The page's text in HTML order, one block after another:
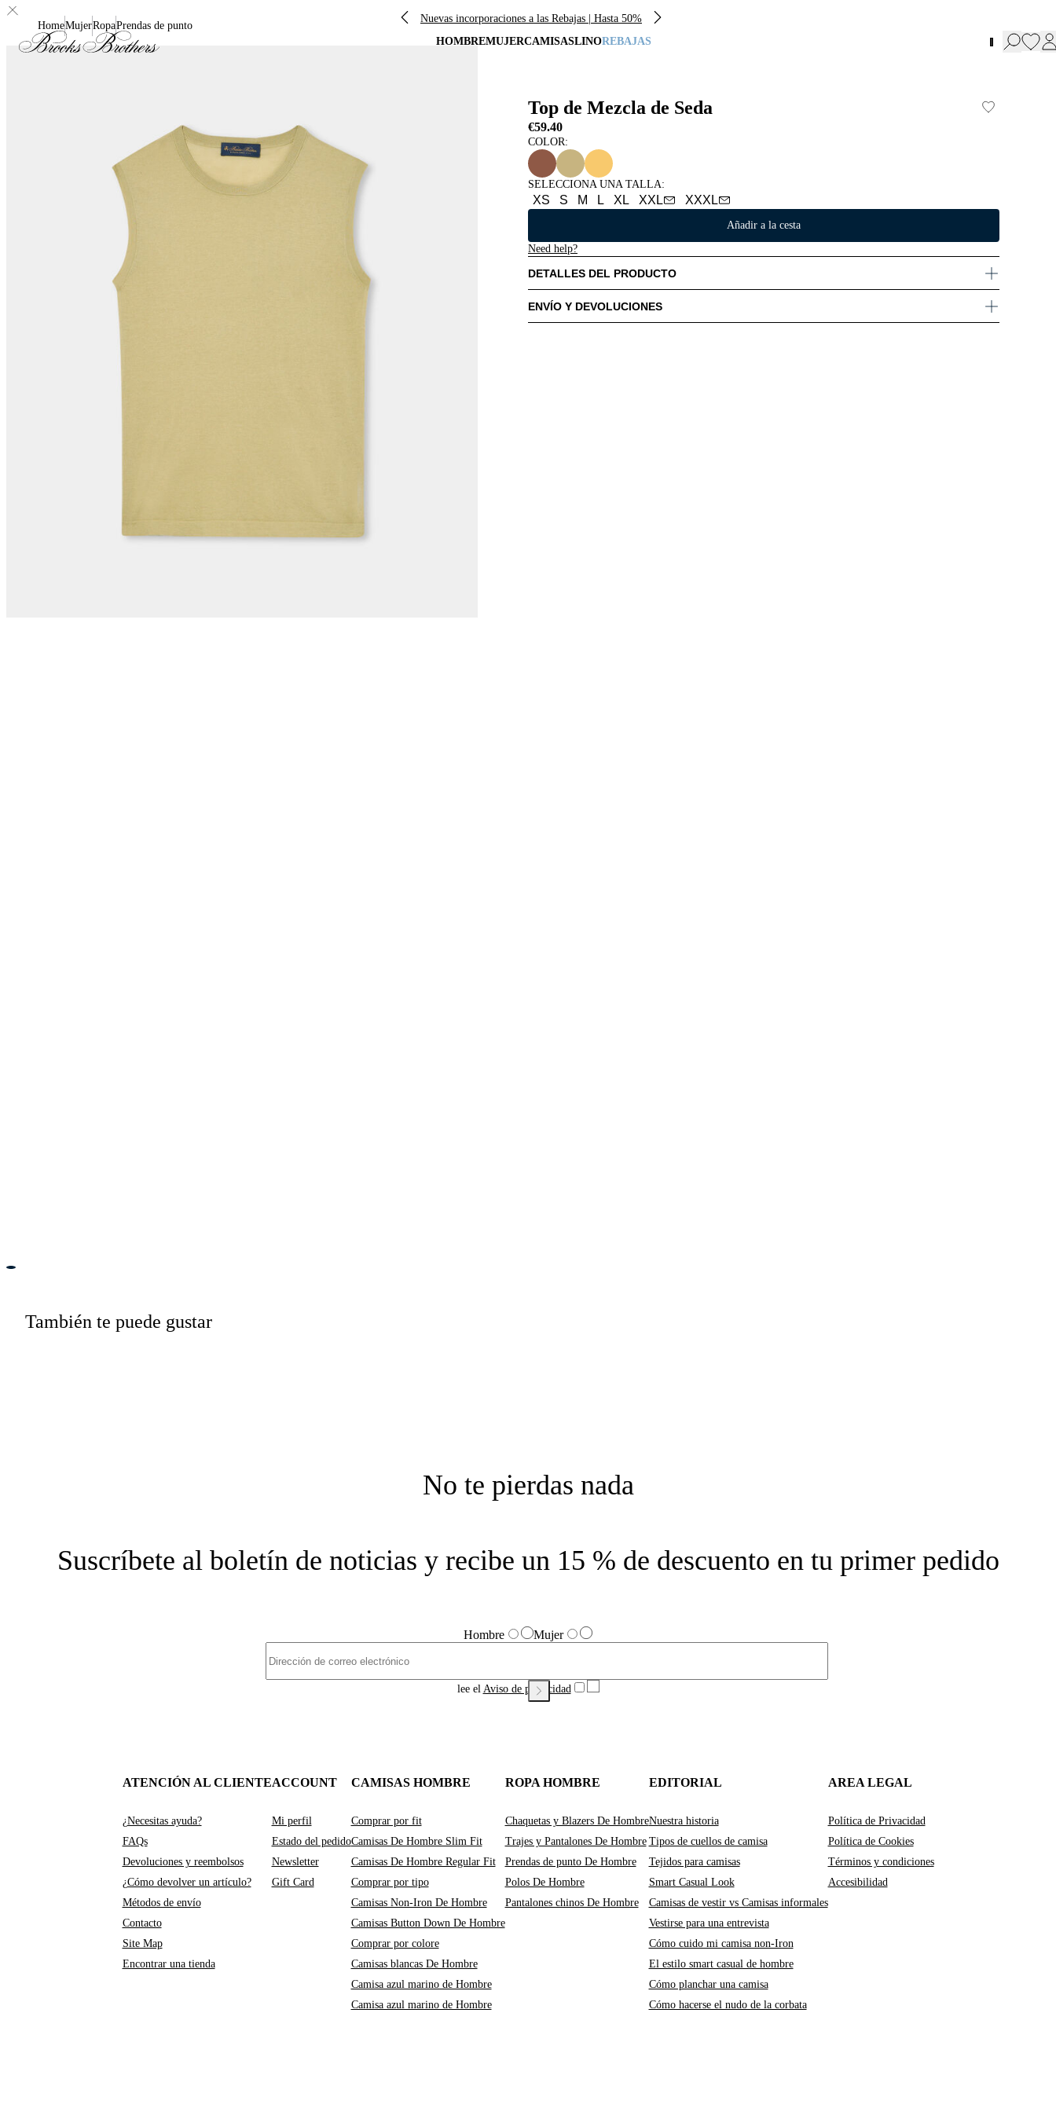
Nuevas incorporaciones a las Rebajas | Hasta 50%
HOMBREMUJERCAMISASLINOREBAJAS
HomeMujerRopaPrendas de punto
Top de Mezcla de Seda
€59.40
COLOR:
SELECCIONA UNA TALLA:
XS S M L XL XXL XXXL
Añadir a la cesta
Need help?
DETALLES DEL PRODUCTO
ENVÍO Y DEVOLUCIONES
También te puede gustar
No te pierdas nada
Suscríbete al boletín de noticias y recibe un 15 % de descuento en tu primer pedido
Hombre Mujer
lee el Aviso de privacidad
ATENCIÓN AL CLIENTE
¿Necesitas ayuda?
FAQs
Devoluciones y reembolsos
¿Cómo devolver un artículo?
Métodos de envío
Contacto
Site Map
Encontrar una tienda
ACCOUNT
Mi perfil
Estado del pedido
Newsletter
Gift Card
CAMISAS HOMBRE
Comprar por fit
Camisas De Hombre Slim Fit
Camisas De Hombre Regular Fit
Comprar por tipo
Camisas Non-Iron De Hombre
Camisas Button Down De Hombre
Comprar por colore
Camisas blancas De Hombre
Camisa azul marino de Hombre
Camisa azul marino de Hombre
ROPA HOMBRE
Chaquetas y Blazers De Hombre
Trajes y Pantalones De Hombre
Prendas de punto De Hombre
Polos De Hombre
Pantalones chinos De Hombre
EDITORIAL
Nuestra historia
Tipos de cuellos de camisa
Tejidos para camisas
Smart Casual Look
Camisas de vestir vs Camisas informales
Vestirse para una entrevista
Cómo cuido mi camisa non-Iron
El estilo smart casual de hombre
Cómo planchar una camisa
Cómo hacerse el nudo de la corbata
AREA LEGAL
Política de Privacidad
Política de Cookies
Términos y condiciones
Accesibilidad